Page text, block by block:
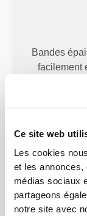
Ce site web
Les cookies
et les
médias sociaux
partageons
notre site avec
Bandes
facilement